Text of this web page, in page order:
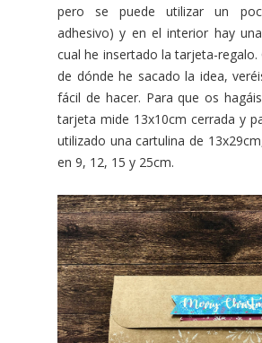
pero se puede utilizar un
adhesivo) y en el interior hay
cual he insertado la tarjeta-regalo.
de dónde he sacado la idea,
fácil de hacer. Para que os
tarjeta mide 13x10cm cerrada y
utilizado una cartulina de
en 9, 12, 15 y 25cm.